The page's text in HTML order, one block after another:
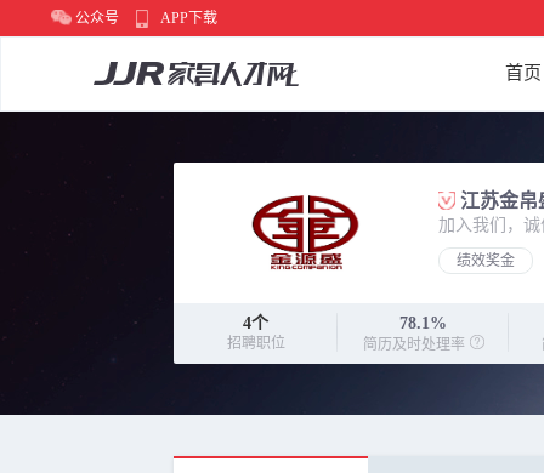
公众号 APP下载
首页
江苏金帛
加入我们，
绩效奖金
4个
招聘职位
78.1%
简历及时处理率